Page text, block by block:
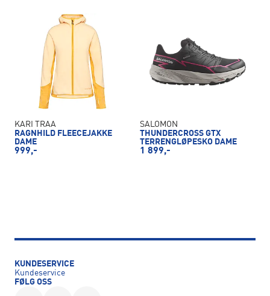
KARI TRAA
RAGNHILD FLEECEJAKKE
DAME
999,-
SALOMON
THUNDERCROSS GTX
TERRENGLØPESKO DAME
1 899,-
KUNDESERVICE
Kundeservice
FØLG OSS